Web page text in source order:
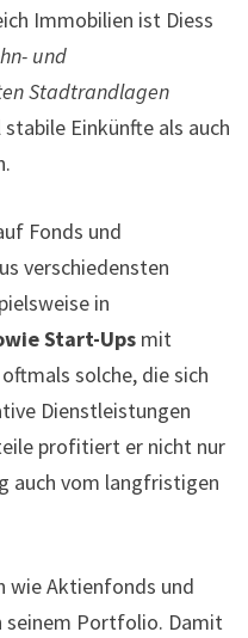
Immobilien ist Diess
und
Stadtrandlagen
Einkünfte als auch
Fonds und
verschiedensten
in
Start-Upsmit
solche, die sich
Dienstleistungen
profitiert er nicht nur
auch vom langfristigen
wie Aktienfonds und
seinem Portfolio. Damit